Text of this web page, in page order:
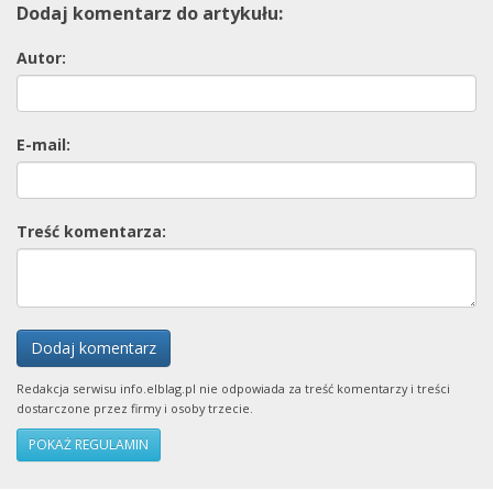
Dodaj komentarz do artykułu:
Autor:
E-mail:
Treść komentarza:
Dodaj komentarz
Redakcja serwisu info.elblag.pl nie odpowiada za treść komentarzy i treści
dostarczone przez firmy i osoby trzecie.
POKAŻ REGULAMIN